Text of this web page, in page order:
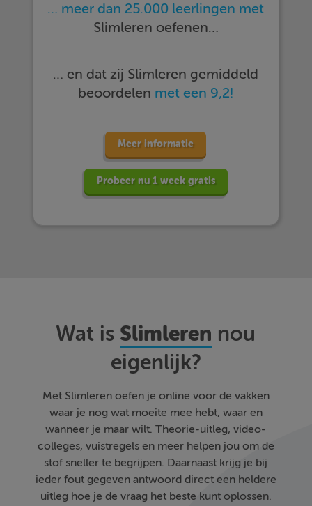
… meer dan 25.000 leerlingen met
Slimleren oefenen…
… en dat zij Slimleren gemiddeld
beoordelen met een 9,2!
Meer informatie
Probeer nu 1 week gratis
Wat is Slimleren nou
eigenlijk?
Met Slimleren oefen je online voor de vakken
waar je nog wat moeite mee hebt, waar en
wanneer je maar wilt. Theorie-uitleg, video-
colleges, vuistregels en meer helpen jou om de
stof sneller te begrijpen. Daarnaast krijg je bij
ieder fout gegeven antwoord direct een heldere
uitleg hoe je de vraag het beste kunt oplossen.